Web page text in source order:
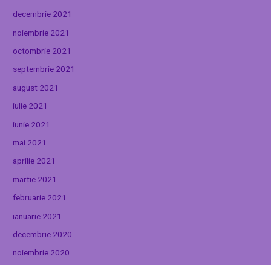
decembrie 2021
noiembrie 2021
octombrie 2021
septembrie 2021
august 2021
iulie 2021
iunie 2021
mai 2021
aprilie 2021
martie 2021
februarie 2021
ianuarie 2021
decembrie 2020
noiembrie 2020